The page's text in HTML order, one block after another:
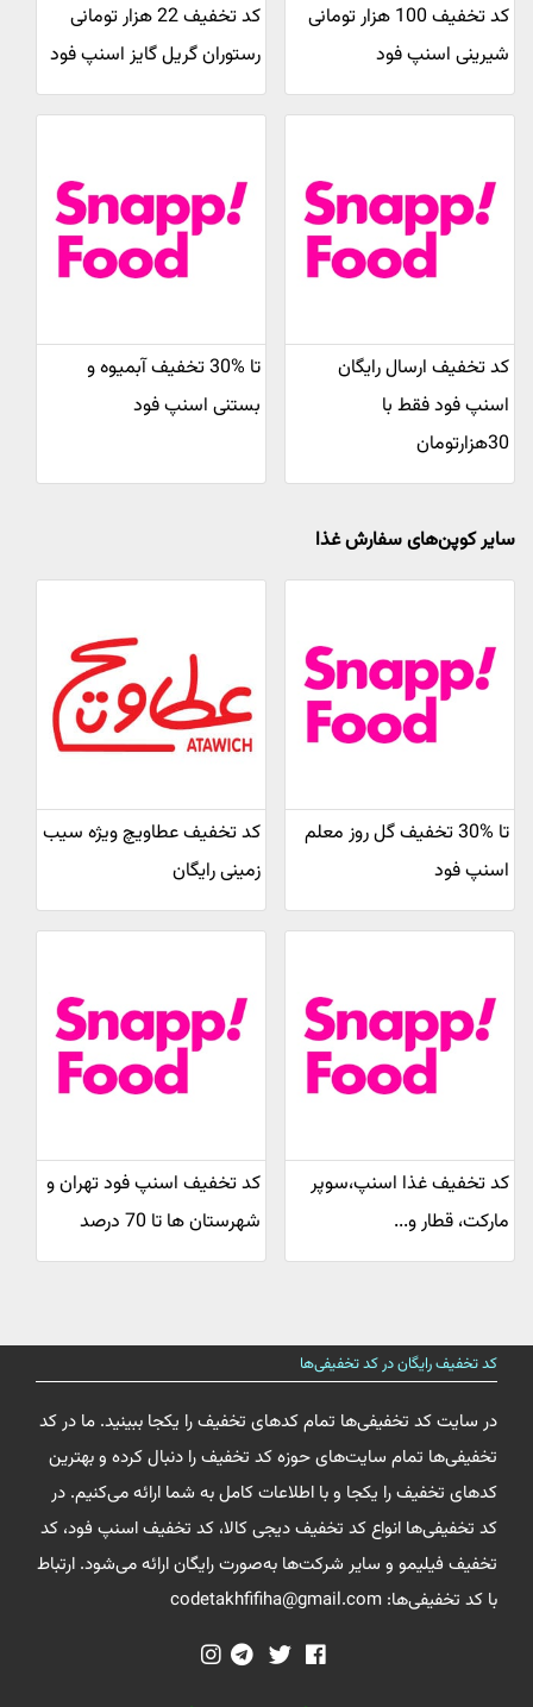
کد تخفیف 100 هزار تومانی
شیرینی اسنپ فود
کد تخفیف 22 هزار تومانی
رستوران گریل گایز اسنپ فود
کد تخفیف ارسال رایگان
اسنپ فود فقط با
30هزارتومان
تا %30 تخفیف آبمیوه و
بستنی اسنپ فود
سایر کوپن‌های سفارش غذا
تا %30 تخفیف گل روز معلم
اسنپ فود
کد تخفیف عطاویچ ویژه سیب
زمینی رایگان
کد تخفیف غذا اسنپ،سوپر
مارکت، قطار و...
کد تخفیف اسنپ فود تهران و
شهرستان ها تا 70 درصد
کد تخفیف رایگان در کد تخفیفی‌ها
در سایت کد تخفیفی‌ها تمام کدهای تخفیف را یکجا ببینید. ما در کد
تخفیفی‌ها تمام سایت‌های حوزه کد تخفیف را دنبال کرده و بهترین
کدهای تخفیف را یکجا و با اطلاعات کامل به شما ارائه می‌کنیم. در
کد تخفیفی‌ها انواع کد تخفیف دیجی کالا، کد تخفیف اسنپ فود، کد
تخفیف فیلیمو و سایر شرکت‌ها به‌صورت رایگان ارائه می‌شود. ارتباط
با کد تخفیفی‌ها: codetakhfifiha@gmail.com